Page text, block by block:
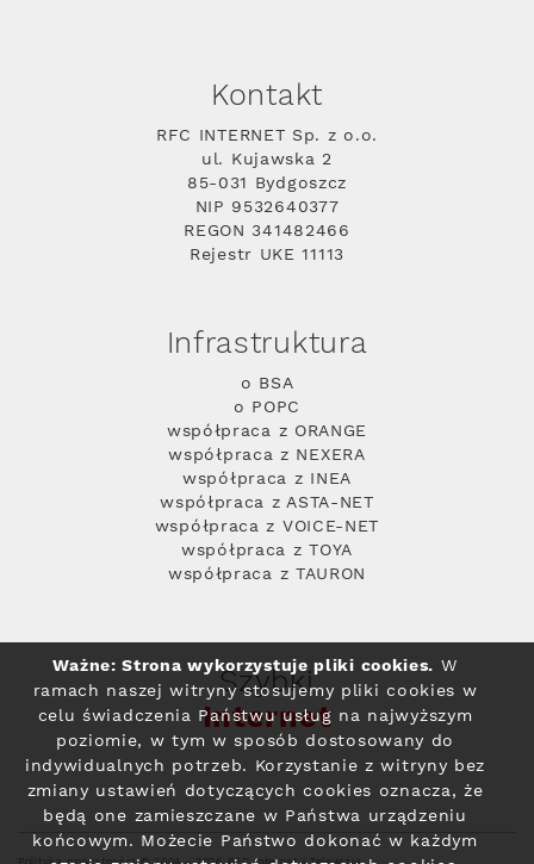
Kontakt
RFC INTERNET Sp. z o.o.
ul. Kujawska 2
85-031 Bydgoszcz
NIP 9532640377
REGON 341482466
Rejestr UKE 11113
Infrastruktura
o BSA
o POPC
współpraca z ORANGE
współpraca z NEXERA
współpraca z INEA
współpraca z ASTA-NET
współpraca z VOICE-NET
współpraca z TOYA
współpraca z TAURON
Szybki
Internet
Ważne: Strona wykorzystuje pliki cookies. W
ramach naszej witryny stosujemy pliki cookies w
celu świadczenia Państwu usług na najwyższym
poziomie, w tym w sposób dostosowany do
indywidualnych potrzeb. Korzystanie z witryny bez
zmiany ustawień dotyczących cookies oznacza, że
będą one zamieszczane w Państwa urządzeniu
końcowym. Możecie Państwo dokonać w każdym